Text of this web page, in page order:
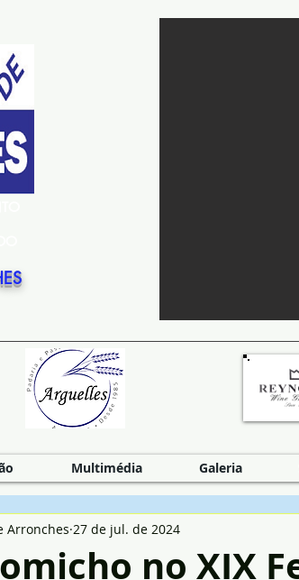
Multimédia Galeria
no XIX
Arronches 27 de jul. de 2024